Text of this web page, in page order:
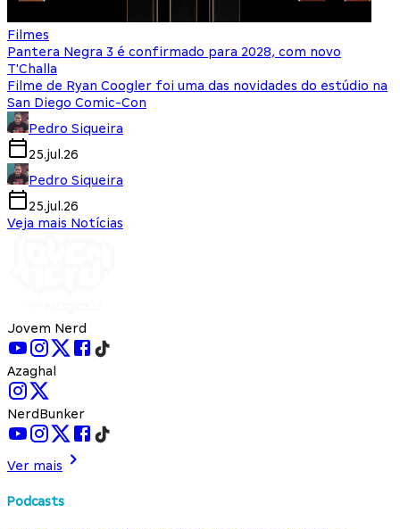
Filmes
Pantera Negra 3 é confirmado para 2028, com novo
T'Challa
Filme de Ryan Coogler foi uma das novidades do estúdio na
San Diego Comic-Con
Pedro Siqueira
25.jul.26
Pedro Siqueira
25.jul.26
Veja mais Notícias
Jovem Nerd
Azaghal
NerdBunker
Ver mais
Podcasts